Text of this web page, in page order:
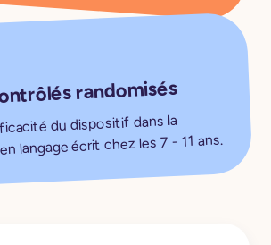
randomisés
du dispositif dans la
langage écrit chez les 7 - 11 ans.